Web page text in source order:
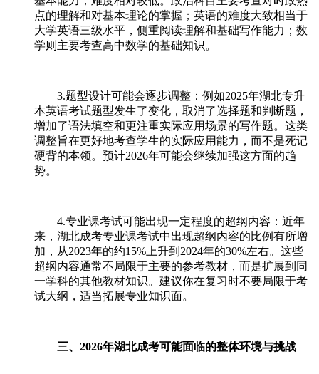
点的理解和对基本理论的掌握；英语的难度大致相当于
大学英语三级水平，侧重阅读理解和基础写作能力；数
学则主要考查高中数学的基础知识。
3.题型设计可能会逐步调整：例如2025年湖北专升
本英语考试题型发生了变化，取消了选择题和判断题，
增加了语法填空和更注重实际应用场景的写作题。这类
调整旨在更好地考查学生的实际应用能力，而不是死记
硬背的本领。预计2026年可能会继续加强这方面的趋
势。
4.专业课考试可能出现一定程度的超纲内容：近年
来，湖北成考专业课考试中出现超纲内容的比例有所增
加，从2023年的约15%上升到2024年的30%左右。这些
超纲内容通常不局限于主要的参考教材，而是扩展到同
一学科的其他教材知识。建议你在复习时不要局限于考
试大纲，适当拓展专业知识面。
三、2026年湖北成考可能面临的整体环境与挑战